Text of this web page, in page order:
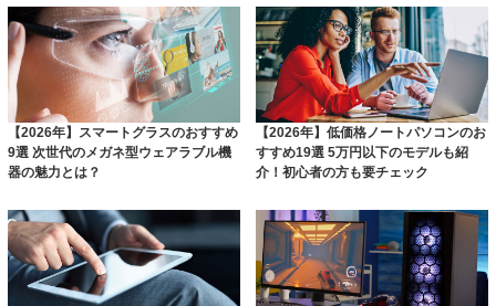
【2026年】スマートグラスのおすすめ
9選 次世代のメガネ型ウェアラブル機
器の魅力とは？
【2026年】低価格ノートパソコンのお
すすめ19選 5万円以下のモデルも紹
介！初心者の方も要チェック